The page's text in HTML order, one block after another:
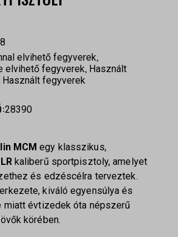
elvihető fegyverek,
elvihető fegyverek, Használt
Használt fegyverek
28390
MCM egy klasszikus,
kaliberű sportpisztoly, amelyet
és edzéscélra terveztek.
kiváló egyensúlya és
évtizedek óta népszerű
körében.